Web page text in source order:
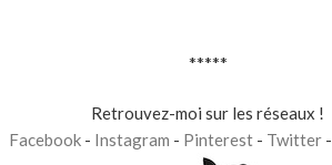
*****
Retrouvez-moi sur les réseaux !
Facebook- Instagram - Pinterest- Twitter-